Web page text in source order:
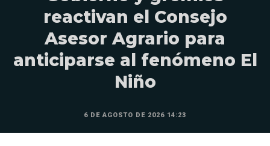
reactivan el Consejo
Asesor Agrario para
anticiparse al fenómeno El
Niño
6 DE AGOSTO DE 2026 14:23